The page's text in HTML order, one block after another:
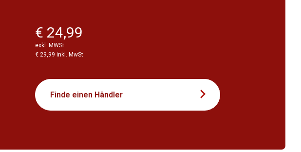
€ 24,99
exkl. MWSt
€ 29,99 inkl. MwSt
Finde einen Händler